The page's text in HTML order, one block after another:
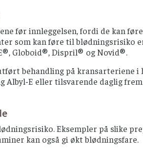
før innleggelsen, fordi de kan
som kan føre til blødningsrisiko
Globoid®, Dispril® og Novid®.
behandling på kransarteriene i
Albyl-E eller tilsvarende daglig
Eksempler på slike
kan også gi økt blødningsfare.